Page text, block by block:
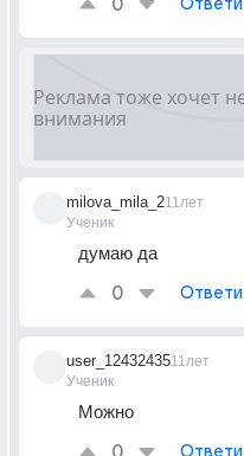
0
milova_mila_2
Ученик
11лет
думаю да
0
user_12432435
Ученик
11лет
Можно